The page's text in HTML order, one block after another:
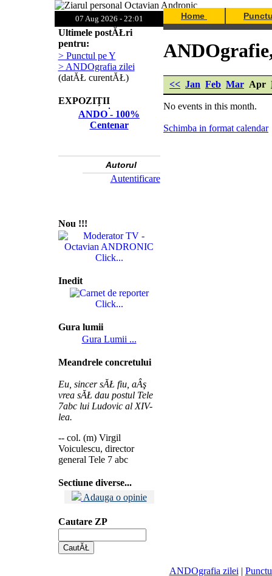
07 Aug 2026 - 22:01 Home
Ultimele postĂŁri
pentru:
> Punctul pe Y
> ANDOgrafia zilei
(datĂŁ curentĂŁ)
EXPOZIȚII
ANDO - 100%
Centenar
Autorul
Autentificare
Nou !!!
Click...
Inedit
Click...
Gura lumii
Gura Lumii ...
Meandrele concretului
Eu, sincer sĂŁ fiu, aÂş
vrea sĂŁ dau postul Tele
7abc lui Ludovic al XIV-
lea.
-- col. (m) Virgil
Voiculescu, director
general Tele 7 abc
Sectiune diverse...
Adauga o opinie
Cautare ZP
<< Jan Feb Mar Apr
No events in this month.
Schimba in format calendar
ANDOgrafia zilei |